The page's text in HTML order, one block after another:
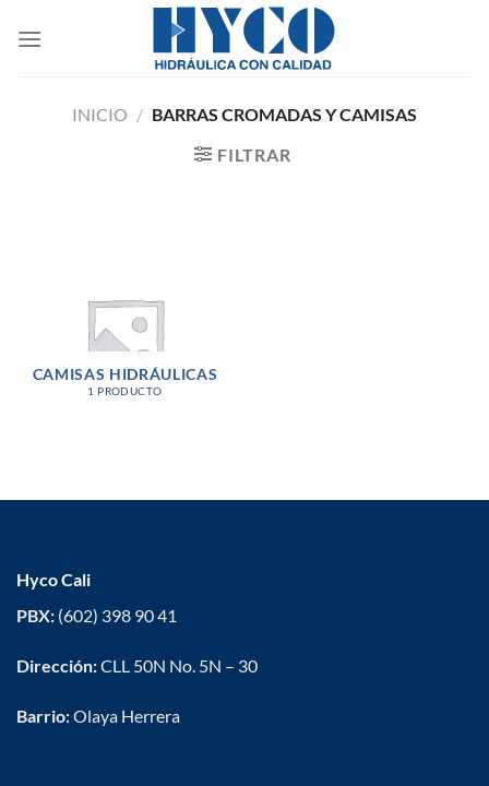
INICIO / BARRAS CROMADAS Y CAMISAS
FILTRAR
CAMISAS HIDRÁULICAS
1 PRODUCTO
Hyco Cali
PBX: (602) 398 90 41
Dirección:CLL 50N No. 5N – 30
Barrio:Olaya Herrera